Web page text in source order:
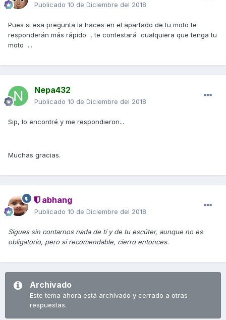
Publicado 10 de Diciembre del 2018
Pues si esa pregunta la haces en el apartado de tu moto te
responderán más rápido , te contestará cualquiera que tenga tu
moto ...
Nepa432
Publicado 10 de Diciembre del 2018
Sip, lo encontré y me respondieron...
Muchas gracias.
abhang
Publicado 10 de Diciembre del 2018
Sigues sin contarnos nada de tí y de tu escúter, aunque no es
obligatorio, pero si recomendable, cierro entonces.
Archivado
Este tema ahora está archivado y cerrado a otras
respuestas.